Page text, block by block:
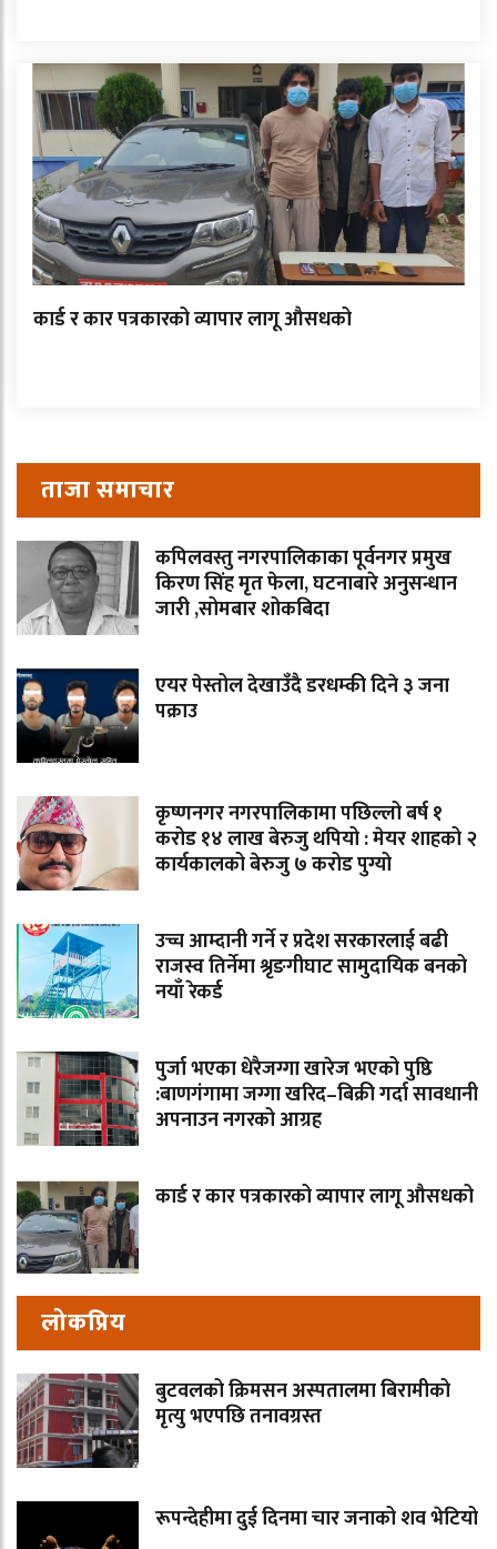
कार्ड र कार पत्रकारको व्यापार लागू औसधको
ताजा समाचार
कपिलवस्तु नगरपालिकाका पूर्वनगर प्रमुख
किरण सिंह मृत फेला, घटनाबारे अनुसन्धान
जारी ,सोमबार शोकबिदा
एयर पेस्तोल देखाउँदै डरधम्की दिने ३ जना
पक्राउ
कृष्णनगर नगरपालिकामा पछिल्लो बर्ष १
करोड १४ लाख बेरुजु थपियो : मेयर शाहको २
कार्यकालको बेरुजु ७ करोड पुग्यो
उच्च आम्दानी गर्ने र प्रदेश सरकारलाई बढी
राजस्व तिर्नेमा श्रृङगीघाट सामुदायिक बनको
नयाँ रेकर्ड
पुर्जा भएका धेरैजग्गा खारेज भएको पुष्ठि
:बाणगंगामा जग्गा खरिद–बिक्री गर्दा सावधानी
अपनाउन नगरको आग्रह
कार्ड र कार पत्रकारको व्यापार लागू औसधको
लोकप्रिय
बुटवलको क्रिमसन अस्पतालमा बिरामीको
मृत्यु भएपछि तनावग्रस्त
रूपन्देहीमा दुई दिनमा चार जनाको शव भेटियो